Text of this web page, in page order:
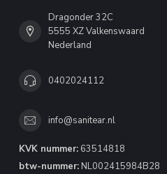
Dragonder 32C
5555 XZ Valkenswaard
Nederland
0402024112
info@sanitear.nl
KVK nummer: 63514818
btw-nummer: NL002415984B28